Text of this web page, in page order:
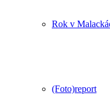
Rok v
(Foto)report